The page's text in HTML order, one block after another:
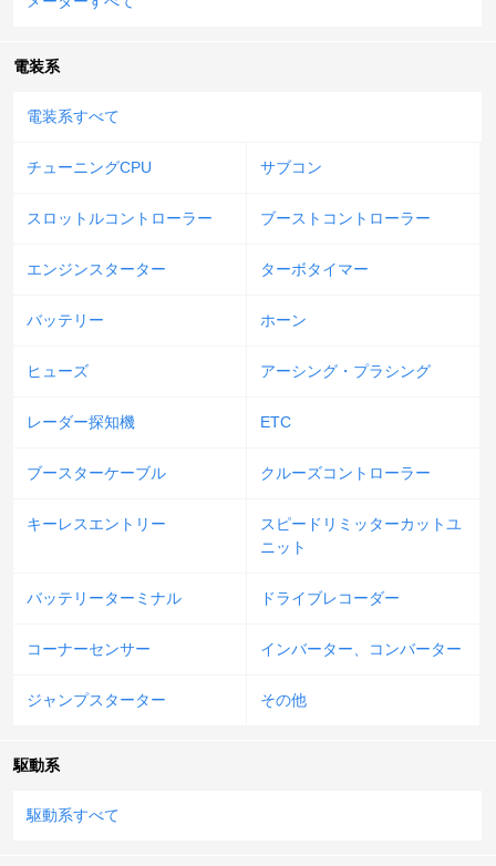
電装系
電装系すべて
チューニングCPU サブコン
スロットルコントローラー ブーストコントローラー
エンジンスターター ターボタイマー
バッテリー ホーン
ヒューズ アーシング・プラシング
レーダー探知機 ETC
ブースターケーブル クルーズコントローラー
キーレスエントリー
スピードリミッターカットユ
ニット
バッテリーターミナル ドライブレコーダー
コーナーセンサー インバーター、コンバーター
ジャンプスターター その他
駆動系
駆動系すべて